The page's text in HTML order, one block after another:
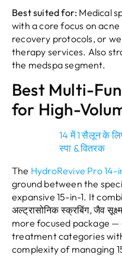
Best suited for: Medical
with a core focus on
recovery protocols,or
therapy services. Also
the medspa segment.
Best Multi-
for High-
14 में 1 सैलून के
स्पा & वितरक
The HydroRevive Pro 14-
ground between the
expansive 15-in-1. It
अल्ट्रासोनिक स्क्रबिंग, जैव
more focused package
treatment categories
complexity of managing